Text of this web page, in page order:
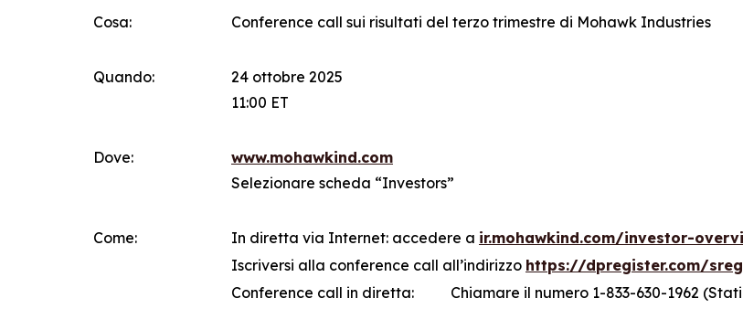
Cosa: Conference call sui risultati del terzo trimestre di Mohawk Industries
Quando:
24 ottobre 2025
11:00 ET
Dove:
www.mohawkind.com
Selezionare scheda “Investors”
Come: In diretta via Internet: accedere a ir.mohawkind.com/investor-
Iscriversi alla conference call all’indirizzo https://dpregister.com/
Conference call in diretta:
Chiamare il numero 1-833-630-1962